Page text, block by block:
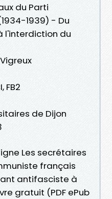
du Parti
1939) - Du
l'interdiction du
FB2
de Dijon
Les secrétaires
français
antifasciste à
gratuit (PDF ePub